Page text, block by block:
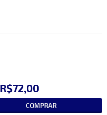
R$72,00
COMPRAR